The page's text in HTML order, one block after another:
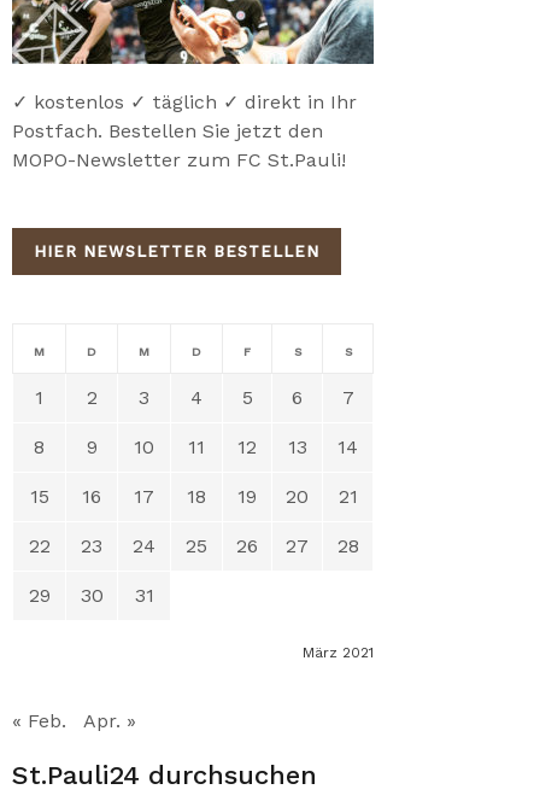
✓ kostenlos ✓ täglich ✓ direkt in Ihr
Postfach. Bestellen Sie jetzt den
MOPO-Newsletter zum FC St.Pauli!
HIER NEWSLETTER BESTELLEN
März 2021
M D M D F S S
1 2 3 4 5 6 7
8 9 10 11 12 13 14
15 16 17 18 19 20 21
22 23 24 25 26 27 28
29 30 31
« Feb. Apr. »
St.Pauli24 durchsuchen